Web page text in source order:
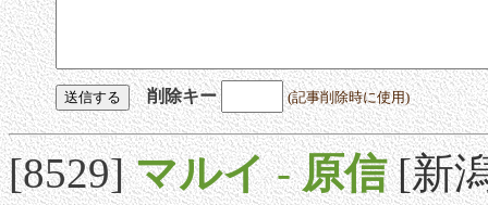
削除キー (記事削除時に使用)
[8529]マルイ-原信 [新